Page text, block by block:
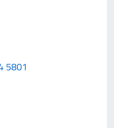
5801